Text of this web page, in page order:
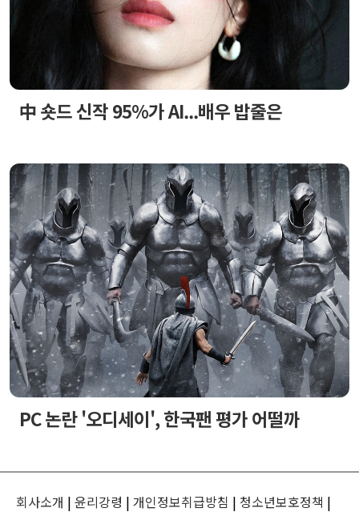
中 숏드 신작 95%가 AI...배우 밥줄은
PC 논란 '오디세이', 한국팬 평가 어떨까
회사소개 | 윤리강령 | 개인정보취급방침 | 청소년보호정책 |